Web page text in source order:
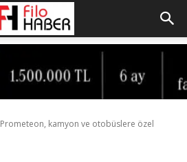
Prometeon, kamyon ve otobüslere özel